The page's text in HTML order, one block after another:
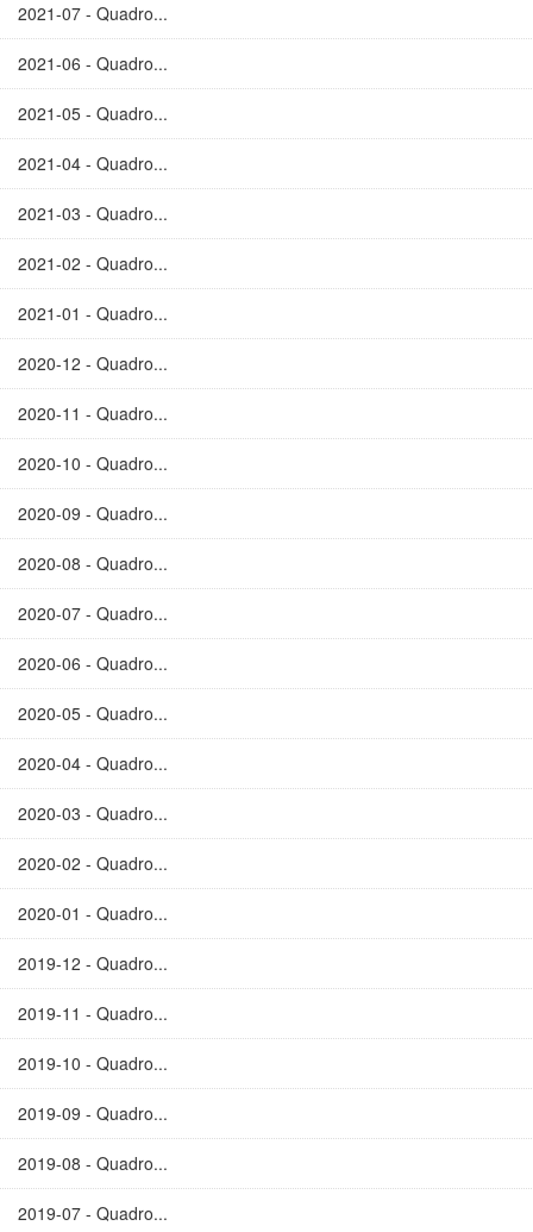
2021-07 - Quadro...
2021-06 - Quadro...
2021-05 - Quadro...
2021-04 - Quadro...
2021-03 - Quadro...
2021-02 - Quadro...
2021-01 - Quadro...
2020-12 - Quadro...
2020-11 - Quadro...
2020-10 - Quadro...
2020-09 - Quadro...
2020-08 - Quadro...
2020-07 - Quadro...
2020-06 - Quadro...
2020-05 - Quadro...
2020-04 - Quadro...
2020-03 - Quadro...
2020-02 - Quadro...
2020-01 - Quadro...
2019-12 - Quadro...
2019-11 - Quadro...
2019-10 - Quadro...
2019-09 - Quadro...
2019-08 - Quadro...
2019-07 - Quadro...